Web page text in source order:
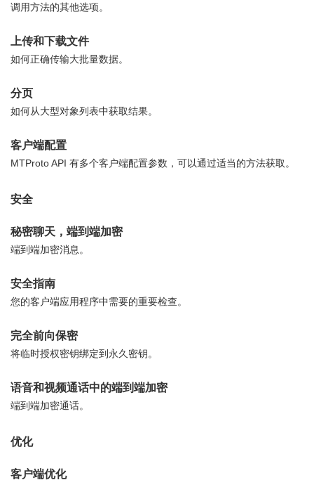
调用方法的其他选项。
上传和下载文件
如何正确传输大批量数据。
分页
如何从大型对象列表中获取结果。
客户端配置
MTProto API 有多个客户端配置参数，可以通过适当的方法获取。
安全
秘密聊天，端到端加密
端到端加密消息。
安全指南
您的客户端应用程序中需要的重要检查。
完全前向保密
将临时授权密钥绑定到永久密钥。
语音和视频通话中的端到端加密
端到端加密通话。
优化
客户端优化